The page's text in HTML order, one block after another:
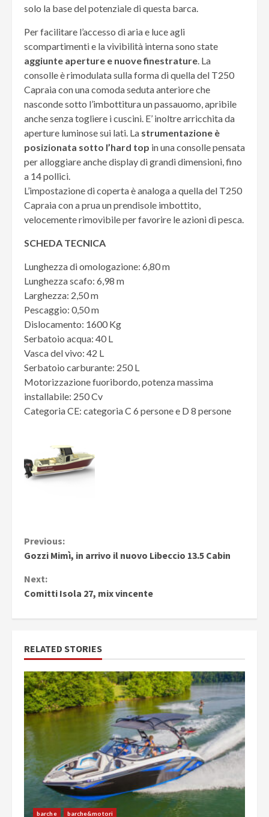
solo la base del potenziale di questa barca.
Per facilitare l’accesso di aria e luce agli
scompartimenti e la vivibilità interna sono state
aggiunte aperture e nuove finestrature. La
consolle è rimodulata sulla forma di quella del T250
Capraia con una comoda seduta anteriore che
nasconde sotto l’imbottitura un passauomo, apribile
anche senza togliere i cuscini. E’ inoltre arricchita da
aperture luminose sui lati. La strumentazione è
posizionata sotto l’hard top in una consolle pensata
per alloggiare anche display di grandi dimensioni, fino
a 14 pollici.
L’impostazione di coperta è analoga a quella del T250
Capraia con a prua un prendisole imbottito,
velocemente rimovibile per favorire le azioni di pesca.
SCHEDA TECNICA
Lunghezza di omologazione: 6,80 m
Lunghezza scafo: 6,98 m
Larghezza: 2,50 m
Pescaggio: 0,50 m
Dislocamento: 1600 Kg
Serbatoio acqua: 40 L
Vasca del vivo: 42 L
Serbatoio carburante: 250 L
Motorizzazione fuoribordo, potenza massima
installabile: 250 Cv
Categoria CE: categoria C 6 persone e D 8 persone
Continue
Reading
Previous:
Gozzi Mimì, in arrivo il nuovo Libeccio 13.5 Cabin
Next:
Comitti Isola 27, mix vincente
RELATED STORIES
barche barche&motori